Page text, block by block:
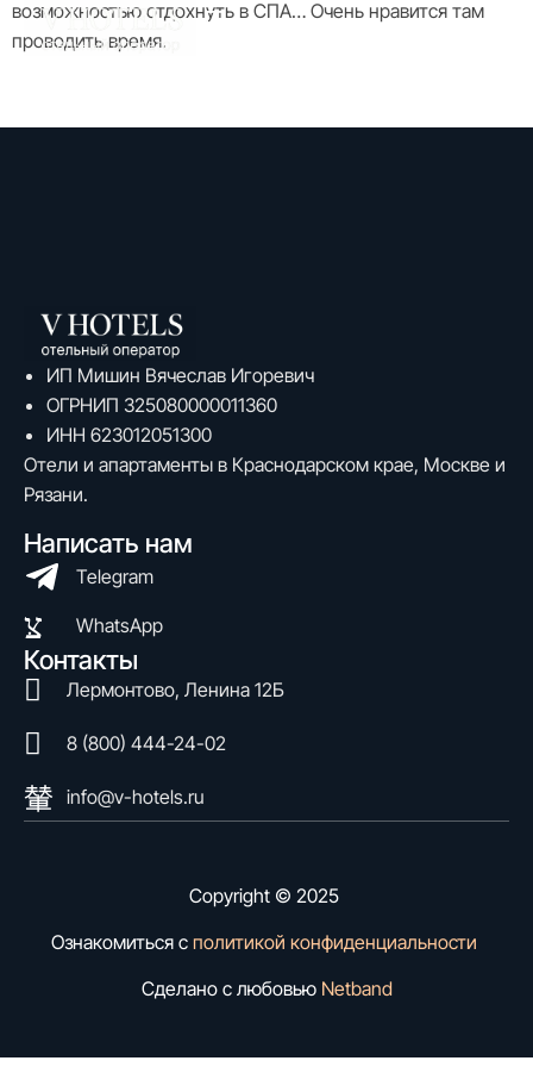
возможностью отдохнуть в СПА… Очень нравится там
проводить время.
ИП Мишин Вячеслав Игоревич
ОГРНИП 325080000011360
ИНН 623012051300
Отели и апартаменты в Краснодарском крае, Москве и
Рязани.
Написать нам
Telegram
WhatsApp
Контакты
Лермонтово, Ленина 12Б
8 (800) 444-24-02
info@v-hotels.ru
Copyright © 2025
Ознакомиться с политикой конфиденциальности
Сделано с любовью Netband